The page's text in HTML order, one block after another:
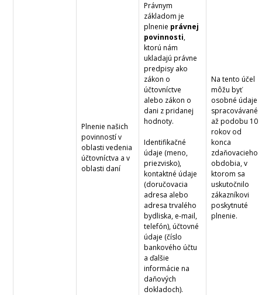
Plnenie našich
povinností v
oblasti vedenia
účtovníctva a v
oblasti daní
Právnym
základom je
plnenie právnej
povinnosti,
ktorú nám
ukladajú právne
predpisy ako
zákon o
účtovníctve
alebo zákon o
dani z pridanej
hodnoty.
Identifikačné
údaje (meno,
priezvisko),
kontaktné údaje
(doručovacia
adresa alebo
adresa trvalého
bydliska, e-mail,
telefón), účtovné
údaje (číslo
bankového účtu
a ďalšie
informácie na
daňových
dokladoch).
Na tento účel
môžu byť
osobné údaje
spracovávané
až podobu 10
rokov od
konca
zdaňovacieho
obdobia, v
ktorom sa
uskutočnilo
zákazníkovi
poskytnuté
plnenie.